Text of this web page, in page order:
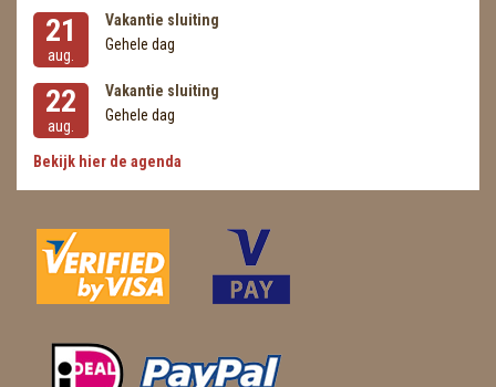
SPECIALE STUKKEN
TELEFOON KOORDEN
THEELICHTEN
VLINDERS
ZAKJES WATER ELIXERS
21
aug.
Vakantie sluiting
Gehele dag
22
aug.
Vakantie sluiting
Gehele dag
Bekijk hier de agenda